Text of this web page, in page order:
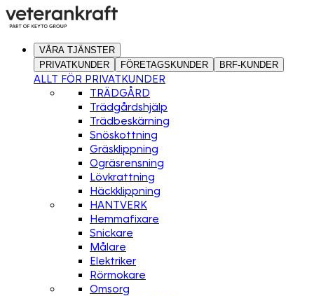
VÅRA TJÄNSTER
PRIVATKUNDER
FÖRETAGSKUNDER BRF-KUNDER
ALLT FÖR PRIVATKUNDER
TRÄDGÅRD
Trädgårdshjälp
Trädbeskärning
Snöskottning
Gräsklippning
Ogräsrensning
Lövkrattning
Häckklippning
HANTVERK
Hemmafixare
Snickare
Målare
Elektriker
Rörmokare
Omsorg